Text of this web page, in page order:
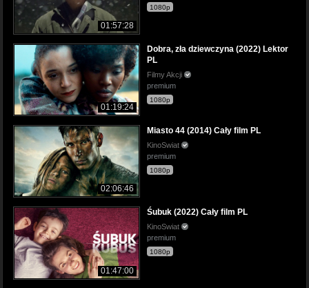
01:57:28
1080p
01:19:24
Dobra, zła dziewczyna (2022) Lektor
PL
Filmy Akcji
premium
1080p
02:06:46
Miasto 44 (2014) Cały film PL
KinoSwiat
premium
1080p
01:47:00
Śubuk (2022) Cały film PL
KinoSwiat
premium
1080p